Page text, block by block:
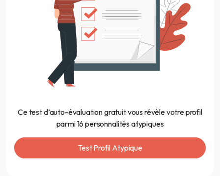
Ce test d’auto-évaluation gratuit vous révèle votre profil
parmi 16 personnalités atypiques
Test Profil Atypique